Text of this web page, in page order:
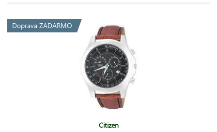
Doprava ZADARMO
Citizen